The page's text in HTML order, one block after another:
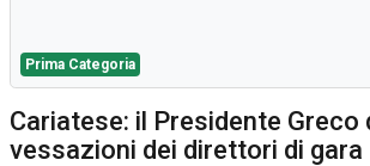
Prima Categoria
Cariatese: il Presidente Greco
vessazioni dei direttori di gara